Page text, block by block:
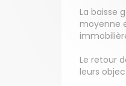
La baisse
moyenne
Le retour
leurs